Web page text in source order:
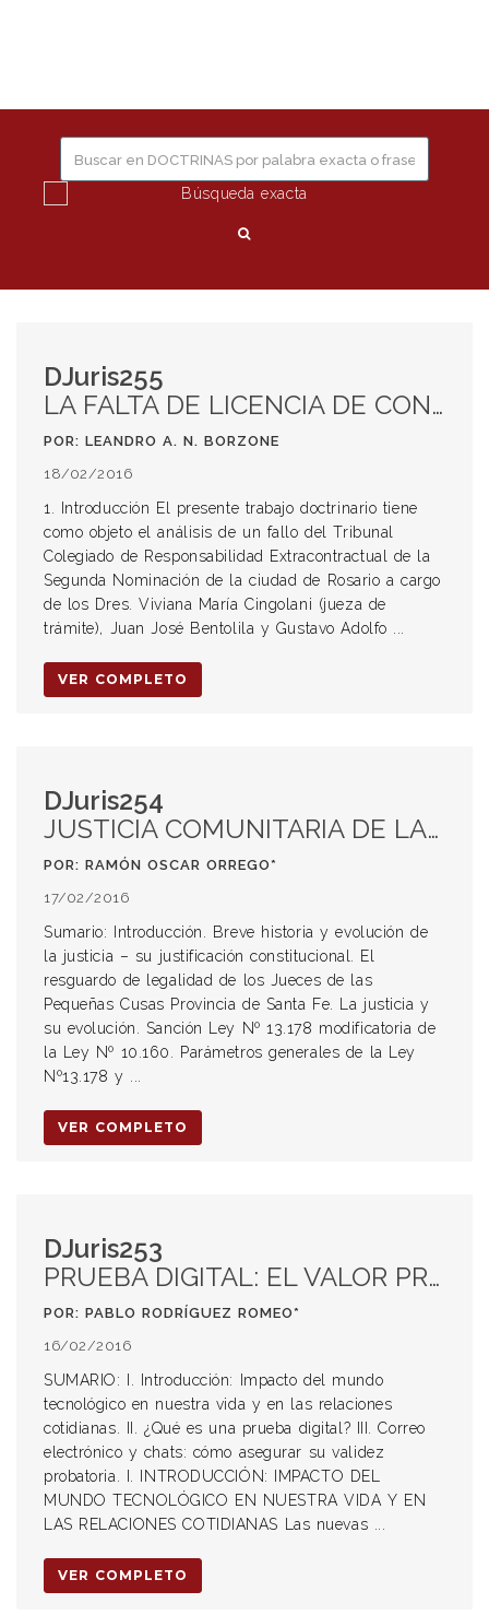
Búsqueda exacta
DJuris255
LA FALTA DE LICENCIA DE CONDUCIR Y SU INCIDENCIA EN LA RESPONSABILIDAD DERIVADA DE UN ACCIDENTE DE TRÁNSITO. Comentario a fallo
POR: LEANDRO A. N. BORZONE
18/02/2016
1. Introducción El presente trabajo doctrinario tiene
como objeto el análisis de un fallo del Tribunal
Colegiado de Responsabilidad Extracontractual de la
Segunda Nominación de la ciudad de Rosario a cargo
de los Dres. Viviana María Cingolani (jueza de
trámite), Juan José Bentolila y Gustavo Adolfo ...
VER COMPLETO
DJuris254
JUSTICIA COMUNITARIA DE LAS PEQUEÑAS CAUSAS. Ley Nº 13.178.
POR: RAMÓN OSCAR ORREGO*
17/02/2016
Sumario: Introducción. Breve historia y evolución de
la justicia – su justificación constitucional. El
resguardo de legalidad de los Jueces de las
Pequeñas Cusas Provincia de Santa Fe. La justicia y
su evolución. Sanción Ley Nº 13.178 modificatoria de
la Ley Nº 10.160. Parámetros generales de la Ley
Nº13.178 y ...
VER COMPLETO
DJuris253
PRUEBA DIGITAL: EL VALOR PROBATORIO DE LOS CORREOS ELECTRÓNICOS Y CHATS PARA SER UTILIZADOS EN UN PROCESO JUDICIAL
POR: PABLO RODRÍGUEZ ROMEO*
16/02/2016
SUMARIO: I. Introducción: Impacto del mundo
tecnológico en nuestra vida y en las relaciones
cotidianas. II. ¿Qué es una prueba digital? III. Correo
electrónico y chats: cómo asegurar su validez
probatoria. I. INTRODUCCIÓN: IMPACTO DEL
MUNDO TECNOLÓGICO EN NUESTRA VIDA Y EN
LAS RELACIONES COTIDIANAS Las nuevas ...
VER COMPLETO